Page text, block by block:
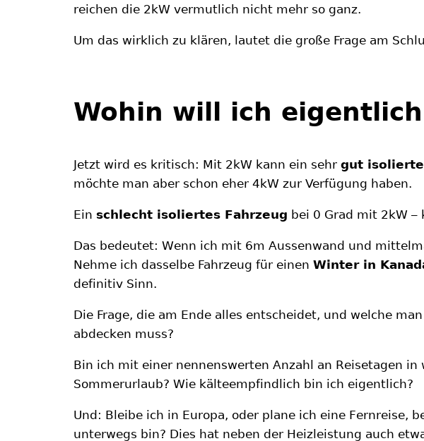
reichen die 2kW vermutlich nicht mehr so ganz.
Um das wirklich zu klären, lautet die große Frage am
Wohin will ich
Jetzt wird es kritisch: Mit 2kW kann ein sehr gut
möchte man aber schon eher 4kW zur Verfügung haben.
Ein schlecht isoliertes Fahrzeug bei 0 Grad mit 2kW –
Das bedeutet: Wenn ich mit 6m Aussenwand und
Nehme ich dasselbe Fahrzeug für einen Winter in
definitiv Sinn.
Die Frage, die am Ende alles entscheidet, und welche
abdecken muss?
Bin ich mit einer nennenswerten Anzahl an Reisetagen
Sommerurlaub? Wie kälteempfindlich bin ich eigentlich?
Und: Bleibe ich in Europa, oder plane ich eine Fernreise,
unterwegs bin? Dies hat neben der Heizleistung auch